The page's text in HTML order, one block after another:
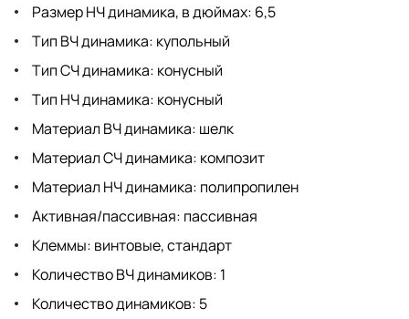
Размер НЧ динамика, в дюймах: 6,5
Тип ВЧ динамика: купольный
Тип СЧ динамика: конусный
Тип НЧ динамика: конусный
Материал ВЧ динамика: шелк
Материал СЧ динамика: композит
Материал НЧ динамика: полипропилен
Активная/пассивная: пассивная
Клеммы: винтовые, стандарт
Количество ВЧ динамиков: 1
Количество динамиков: 5